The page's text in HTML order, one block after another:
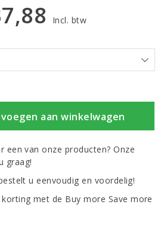
Incl. btw
aan winkelwagen
een van onze producten? Onze
graag!
u eenvoudig en voordelig!
met de Buy more Save more